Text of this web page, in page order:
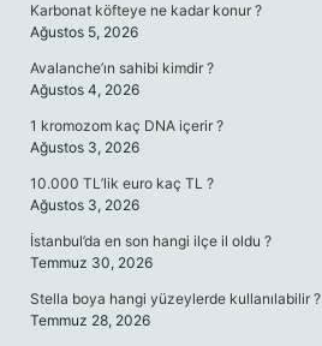
Karbonat köfteye ne kadar konur ?
Ağustos 5, 2026
Avalanche’ın sahibi kimdir ?
Ağustos 4, 2026
1 kromozom kaç DNA içerir ?
Ağustos 3, 2026
10.000 TL’lik euro kaç TL ?
Ağustos 3, 2026
İstanbul’da en son hangi ilçe il oldu ?
Temmuz 30, 2026
Stella boya hangi yüzeylerde kullanılabilir ?
Temmuz 28, 2026